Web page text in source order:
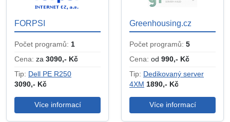
FORPSI
Počet programů: 1
Cena: za 3090,- Kč
Tip: Dell PE R250
3090,- Kč
Více informací
Greenhousing.cz
Počet programů: 5
Cena: od 990,- Kč
Tip: Dedikovaný server
4XM 1890,- Kč
Více informací